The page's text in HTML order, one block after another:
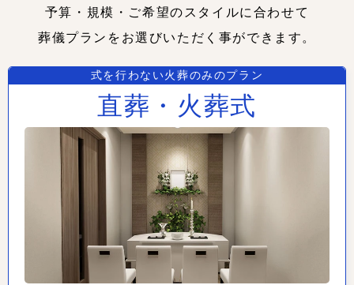
予算・規模・ご希望のスタイルに合わせて
葬儀プランをお選びいただく事ができます。
式を行わない火葬のみのプラン
直葬・火葬式